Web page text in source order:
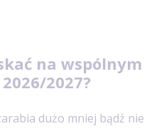
na wspólnym
2027?
dużo mniej bądź nie